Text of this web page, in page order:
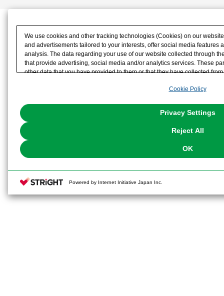
We use cookies and other tracking technologies (Cookies) on our
and advertisements tailored to your interests, offer social media features
analysis. The data regarding your use of our website collected through
that provide advertising, social media and/or analytics services. These
other data that you have provided to them or that they have collected
the use of all Cookies except for Strictly Necessary Cookies, please
You can change your consent or rejection settings at any time via
Cookie Policy
Privacy Settings
Reject All
OK
Powered by Internet Initiative Japan Inc.